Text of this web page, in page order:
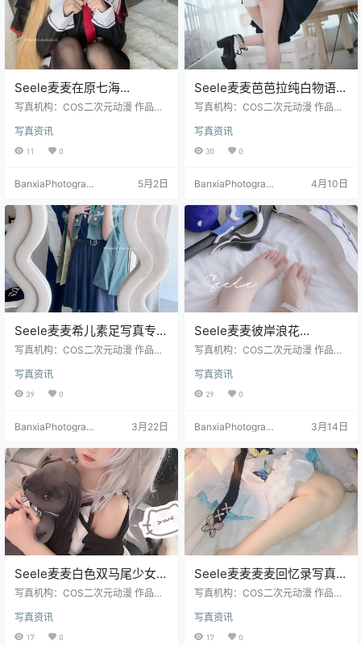
Seele麦麦在原七海
Cosplay 写真｜青春活力系
写真机构：COS二次元动漫 作品名
麦麦 图片数量：17张 资源大小：17
MB
写真资讯
11 0
BanxiaPhotograp
5月2日
Seele麦麦芭芭拉纯白物语
Cosplay｜白色治愈系高清
写真机构：COS二次元动漫 作品名
称：Seele麦麦 图片数量：36张 资
源大小：363.1MB
写真资讯
30 0
BanxiaPhotograp
4月10日
Seele麦麦希儿素足写真专辑
｜超大合集回忆录高清图包
写真机构：COS二次元动漫 作品名
麦麦 图片数量：322张 资源大小：
389.8MB
写真资讯
39 0
BanxiaPhotograp
3月22日
Seele麦麦彼岸浪花
Cosplay｜经典希儿海边高
写真机构：COS二次元动漫 作品名
麦麦 图片数量：82张 资源大小：46
0MB
写真资讯
29 0
BanxiaPhotograp
3月14日
Seele麦麦白色双马尾少女写
真｜甜系可爱风高清图集
写真机构：COS二次元动漫 作品名
ele麦麦 图片数量：16张 资源大
小：77MB
写真资讯
17 0
Seele麦麦麦麦回忆录写真＋
视频合集｜高质量多场景套
写真机构：COS二次元动漫 作品名
ele麦麦 图片数量：78P-12V 资源大
小：446.2M
写真资讯
17 0